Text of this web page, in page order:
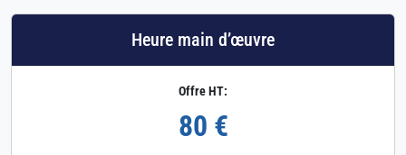
Heure main d’œuvre
Offre HT:
80 €